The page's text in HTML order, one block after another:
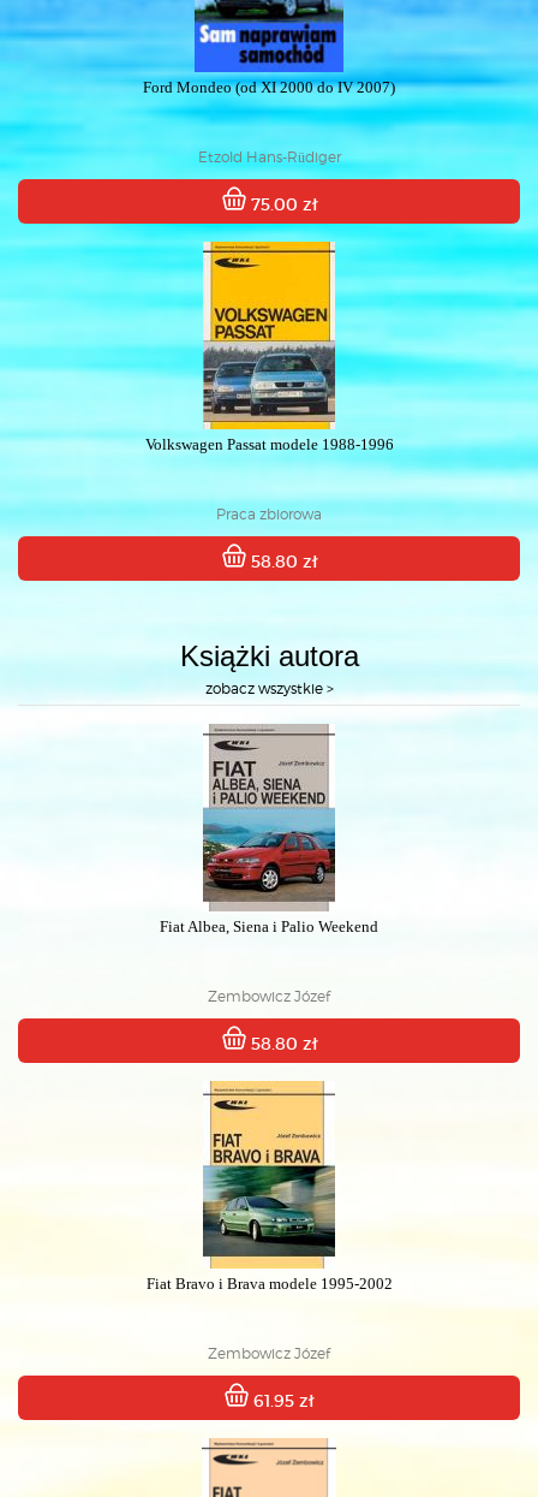
Ford Mondeo (od XI 2000 do IV 2007)
Etzold Hans-Rüdiger
75.00 zł
Volkswagen Passat modele 1988-1996
Praca zbiorowa
58.80 zł
Książki autora
zobacz wszystkie >
Fiat Albea, Siena i Palio Weekend
Zembowicz Józef
58.80 zł
Fiat Bravo i Brava modele 1995-2002
Zembowicz Józef
61.95 zł